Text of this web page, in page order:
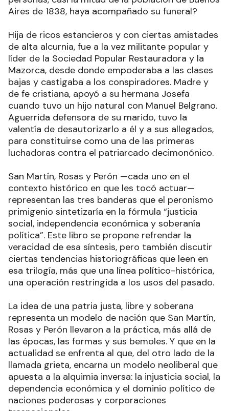
Aires de 1838, haya acompañado su funeral?
Hija de ricos estancieros y con ciertas amistades
de alta alcurnia, fue a la vez militante popular y
líder de la Sociedad Popular Restauradora y la
Mazorca, desde donde empoderaba a las clases
bajas y castigaba a los conspiradores. Madre y
de fe cristiana, apoyó a su hermana Josefa
cuando tuvo un hijo natural con Manuel Belgrano.
Aguerrida defensora de su marido, tuvo la
valentía de desautorizarlo a él y a sus allegados,
para constituirse como una de las primeras
luchadoras contra el patriarcado decimonónico.
San Martín, Rosas y Perón —cada uno en el
contexto histórico en que les tocó actuar—
representan las tres banderas que el peronismo
primigenio sintetizaría en la fórmula “justicia
social, independencia económica y soberanía
política”. Este libro se propone refrendar la
veracidad de esa síntesis, pero también discutir
ciertas tendencias historiográficas que leen en
esa trilogía, más que una línea político-histórica,
una operación restringida a los usos del pasado.
La idea de una patria justa, libre y soberana
representa un modelo de nación que San Martín,
Rosas y Perón llevaron a la práctica, más allá de
las épocas, las formas y sus bemoles. Y que en la
actualidad se enfrenta al que, del otro lado de la
llamada grieta, encarna un modelo neoliberal que
apuesta a la alquimia inversa: la injusticia social, la
dependencia económica y el dominio político de
naciones poderosas y corporaciones